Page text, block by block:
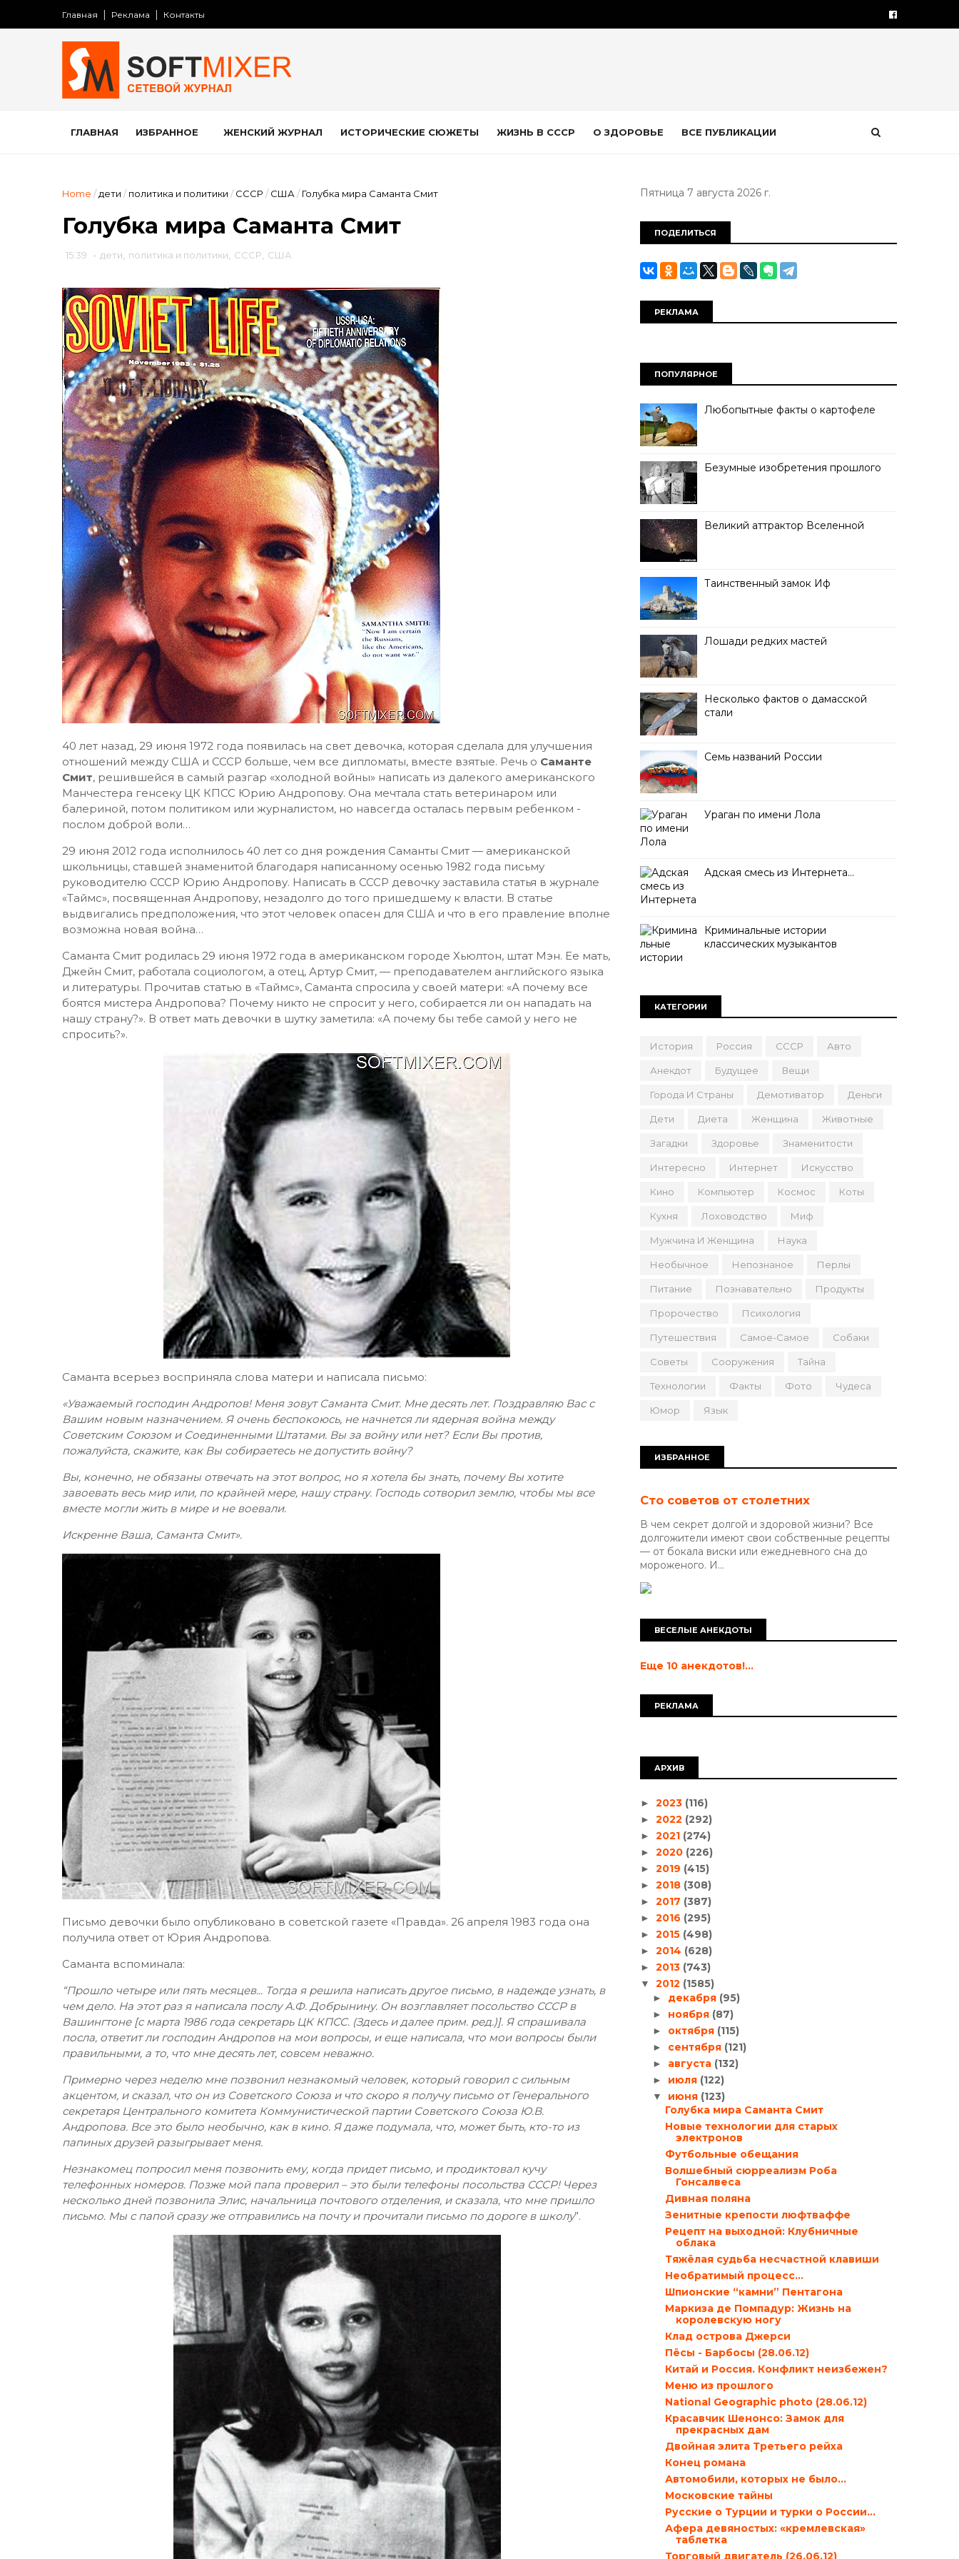
Главная Реклама Контакты
ГЛАВНАЯ ИЗБРАННОЕ ЖЕНСКИЙ ЖУРНАЛ ИСТОРИЧЕСКИЕ СЮЖЕТЫ ЖИЗНЬ В СССР О ЗДОРОВЬЕ ВСЕ ПУБЛИКАЦИИ
Home / дети / политика и политики / СССР / США / Голубка мира Саманта Смит
Голубка мира Саманта Смит
15:39 - дети политика и политики СССР США
40 лет назад, 29 июня 1972 года появилась на свет девочка, которая сделала для улучшения
отношений между США и СССР больше, чем все дипломаты, вместе взятые. Речь о Саманте
Смит, решившейся в самый разгар «холодной войны» написать из далекого американского
Манчестера генсеку ЦК КПСС Юрию Андропову. Она мечтала стать ветеринаром или
балериной, потом политиком или журналистом, но навсегда осталась первым ребенком -
послом доброй воли…
29 июня 2012 года исполнилось 40 лет со дня рождения Саманты Смит — американской
школьницы, ставшей знаменитой благодаря написанному осенью 1982 года письму
руководителю СССР Юрию Андропову. Написать в СССР девочку заставила статья в журнале
«Таймс», посвященная Андропову, незадолго до того пришедшему к власти. В статье
выдвигались предположения, что этот человек опасен для США и что в его правление вполне
возможна новая война…
Саманта Смит родилась 29 июня 1972 года в американском городе Хьюлтон, штат Мэн. Ее мать,
Джейн Смит, работала социологом, а отец, Артур Смит, — преподавателем английского языка
и литературы. Прочитав статью в «Таймс», Саманта спросила у своей матери: «А почему все
боятся мистера Андропова? Почему никто не спросит у него, собирается ли он нападать на
нашу страну?». В ответ мать девочки в шутку заметила: «А почему бы тебе самой у него не
спросить?».
Саманта всерьез восприняла слова матери и написала письмо:
«Уважаемый господин Андропов! Меня зовут Саманта Смит. Мне десять лет. Поздравляю Вас с
Вашим новым назначением. Я очень беспокоюсь, не начнется ли ядерная война между
Советским Союзом и Соединенными Штатами. Вы за войну или нет? Если Вы против,
пожалуйста, скажите, как Вы собираетесь не допустить войну?
Вы, конечно, не обязаны отвечать на этот вопрос, но я хотела 6ы знать, почему Вы хотите
завоевать весь мир или, по крайней мере, нашу страну. Господь сотворил землю, чтобы мы все
вместе могли жить в мире и не воевали.
Искренне Ваша, Саманта Смит».
Письмо девочки было опубликовано в советской газете «Правда». 26 апреля 1983 года она
получила ответ от Юрия Андропова.
Саманта вспоминала:
“Прошло четыре или пять месяцев... Тогда я решила написать другое письмо, в надежде узнать, в
чем дело. На этот раз я написала послу А.Ф. Добрынину. Он возглавляет посольство СССР в
Вашингтоне [c марта 1986 года секретарь ЦК КПСС. (Здесь и далее прим. ред.)]. Я спрашивала
посла, ответит ли господин Андропов на мои вопросы, и еще написала, что мои вопросы были
правильными, а то, что мне десять лет, совсем неважно.
Примерно через неделю мне позвонил незнакомый человек, который говорил с сильным
акцентом, и сказал, что он из Советского Союза и что скоро я получу письмо от Генерального
секретаря Центрального комитета Коммунистической партии Советского Союза Ю.В.
Андропова. Все это было необычно, как в кино. Я даже подумала, что, может быть, кто-то из
папиных друзей разыгрывает меня.
Незнакомец попросил меня позвонить ему, когда придет письмо, и продиктовал кучу
телефонных номеров. Позже мой папа проверил – это были телефоны посольства СССР! Через
несколько дней позвонила Элис, начальница почтового отделения, и сказала, что мне пришло
письмо. Мы с папой сразу же отправились на почту и прочитали письмо по дороге в школу”.
Пятница 7 августа 2026 г.
ПОДЕЛИТЬСЯ
РЕКЛАМА
ПОПУЛЯРНОЕ
Любопытные факты о картофеле
Безумные изобретения прошлого
Великий аттрактор Вселенной
Таинственный замок Иф
Лошади редких мастей
Несколько фактов о дамасской
стали
Семь названий России
Ураган по имени Лола
Адская смесь из Интернета…
Криминальные истории
классических музыкантов
КАТЕГОРИИ
История Россия СССР Авто
Анекдот Будущее Вещи
Города И Страны Демотиватор Деньги
Дети Диета Женщина Животные
Загадки Здоровье Знаменитости
Интересно Интернет Искусство
Кино Компьютер Космос Коты
Кухня Лоховодство Миф
Мужчина И Женщина Наука
Необычное Непознаное Перлы
Питание Познавательно Продукты
Пророчество Психология
Путешествия Самое-Самое Собаки
Советы Сооружения Тайна
Технологии Факты Фото Чудеса
Юмор Язык
ИЗБРАННОЕ
Сто советов от столетних
В чем секрет долгой и здоровой жизни? Все
долгожители имеют свои собственные рецепты
— от бокала виски или ежедневного сна до
мороженого. И...
ВЕСЕЛЫЕ АНЕКДОТЫ
Еще 10 анекдотов!...
РЕКЛАМА
АРХИВ
► 2023 (116)
► 2022 (292)
► 2021 (274)
► 2020 (226)
► 2019 (415)
► 2018 (308)
► 2017 (387)
► 2016 (295)
► 2015 (498)
► 2014 (628)
► 2013 (743)
▼ 2012 (1585)
► декабря (95)
► ноября (87)
► октября (115)
► сентября (121)
► августа (132)
► июля (122)
▼ июня (123)
Голубка мира Саманта Смит
Новые технологии для старых
электронов
Футбольные обещания
Волшебный сюрреализм Роба
Гонсалвеса
Дивная поляна
Зенитные крепости люфтваффе
Рецепт на выходной: Клубничные
облака
Тяжёлая судьба несчастной клавиши
Необратимый процесс…
Шпионские “камни” Пентагона
Маркиза де Помпадур: Жизнь на
королевскую ногу
Клад острова Джерси
Пёсы - Барбосы (28.06.12)
Китай и Россия. Конфликт неизбежен?
Меню из прошлого
National Geographic photo (28.06.12)
Красавчик Шенонсо: Замок для
прекрасных дам
Двойная элита Третьего рейха
Конец романа
Автомобили, которых не было…
Московские тайны
Русские о Турции и турки о России…
Афера девяностых: «кремлевская»
таблетка
Торговый двигатель (26.06.12)